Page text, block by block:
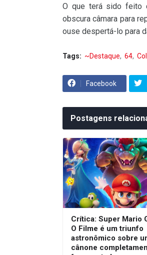
O que terá sido feito
obscura câmara para
ouse despertá-lo para
Tags: ~Destaque 64
Facebook
Postagens
Crítica: Super Mario
O Filme é um triunfo
astronômico sobre
cânone